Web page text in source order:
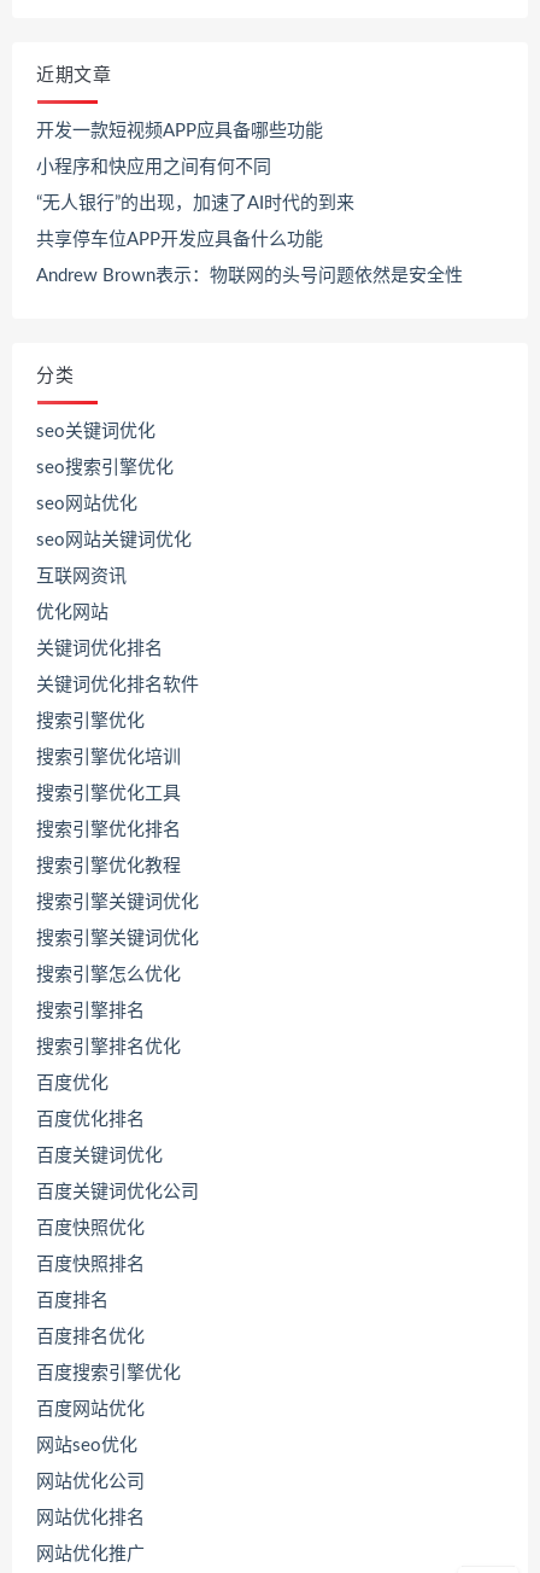
近期文章
开发一款短视频APP应具备哪些功能
小程序和快应用之间有何不同
“无人银行”的出现，加速了AI时代的到来
共享停车位APP开发应具备什么功能
Andrew Brown表示：物联网的头号问题依然是安全性
分类
seo关键词优化
seo搜索引擎优化
seo网站优化
seo网站关键词优化
互联网资讯
优化网站
关键词优化排名
关键词优化排名软件
搜索引擎优化
搜索引擎优化培训
搜索引擎优化工具
搜索引擎优化排名
搜索引擎优化教程
搜索引擎关键词优化
搜索引擎关键词优化
搜索引擎怎么优化
搜索引擎排名
搜索引擎排名优化
百度优化
百度优化排名
百度关键词优化
百度关键词优化公司
百度快照优化
百度快照排名
百度排名
百度排名优化
百度搜索引擎优化
百度网站优化
网站seo优化
网站优化公司
网站优化排名
网站优化推广